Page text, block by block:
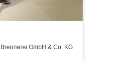
GmbH & Co. KG